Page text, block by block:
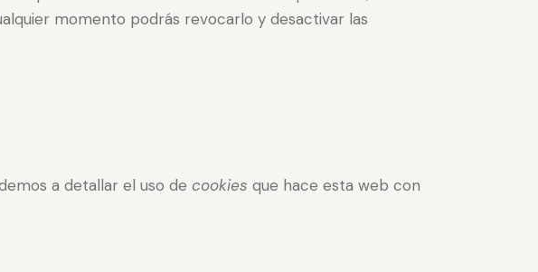
momento podrás revocarlo y desactivar las
a detallar el uso de cookies que hace esta web con